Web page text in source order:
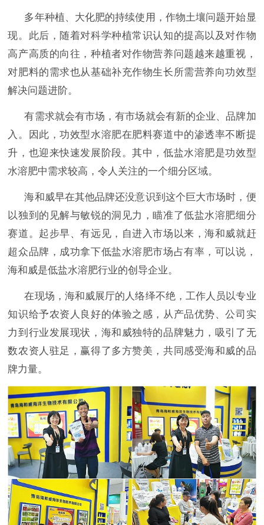
多年种植、大化肥的持续使用，作物土壤问题开始显
现。此后，随着对科学种植常识认知的提高以及对作物
高产高质的向往，种植者对作物营养问题越来越重视，
对肥料的需求也从基础补充作物生长所需营养向功效型
解决问题进阶。
有需求就会有市场，有市场就会有新的企业、品牌加
入。因此，功效型水溶肥在肥料赛道中的渗透率不断提
升，也迎来快速发展阶段。其中，低盐水溶肥是功效型
水溶肥中需求较高，令人关注的一个细分区域。
海和威早在其他品牌还没意识到这个巨大市场时，便
以独到的见解与敏锐的洞见力，瞄准了低盐水溶肥细分
赛道。起步早、有远见，自进入市场以来，海和威就赶
超众品牌，成功拿下低盐水溶肥市场占有率，可以说，
海和威是低盐水溶肥行业的创导企业。
在现场，海和威展厅的人络绎不绝，工作人员以专业
知识给予农资人良好的体验之感，从产品优势、公司实
力到行业发展现状，海和威独特的品牌魅力，吸引了无
数农资人驻足，赢得了多方赞美，共同感受海和威的品
牌力量。